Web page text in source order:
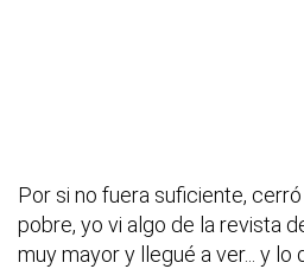
Por si no fuera suficiente,
pobre, yo vi algo de la revista
muy mayor y llegué a ver... y